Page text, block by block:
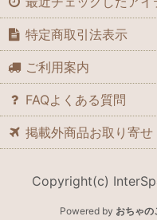
特定商取引法表示
ご利用案内
FAQよくある質問
掲載外商品お取り寄せ
Copyright(c)
Powered by おちゃの